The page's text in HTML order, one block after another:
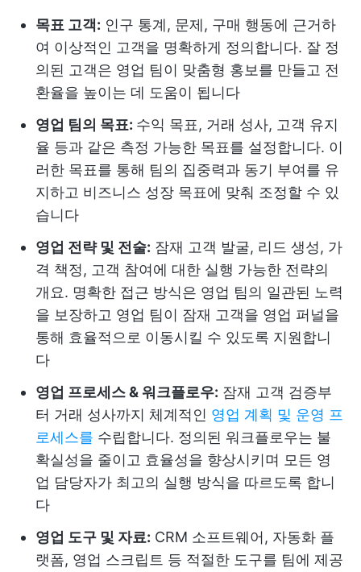
목표 고객: 인구 통계, 문제, 구매 행동에 근거하
여 이상적인 고객을 명확하게 정의합니다. 잘 정
의된 고객은 영업 팀이 맞춤형 홍보를 만들고 전
환율을 높이는 데 도움이 됩니다
영업 팀의 목표: 수익 목표, 거래 성사, 고객 유지
율 등과 같은 측정 가능한 목표를 설정합니다. 이
러한 목표를 통해 팀의 집중력과 동기 부여를 유
지하고 비즈니스 성장 목표에 맞춰 조정할 수 있
습니다
영업 전략 및 전술: 잠재 고객 발굴, 리드 생성, 가
격 책정, 고객 참여에 대한 실행 가능한 전략의
개요. 명확한 접근 방식은 영업 팀의 일관된 노력
을 보장하고 영업 팀이 잠재 고객을 영업 퍼널을
통해 효율적으로 이동시킬 수 있도록 지원합니
다
영업 프로세스 & 워크플로우: 잠재 고객 검증부
터 거래 성사까지 체계적인 영업 계획 및 운영 프
로세스를 수립합니다. 정의된 워크플로우는 불
확실성을 줄이고 효율성을 향상시키며 모든 영
업 담당자가 최고의 실행 방식을 따르도록 합니
다
영업 도구 및 자료: CRM 소프트웨어, 자동화 플
랫폼, 영업 스크립트 등 적절한 도구를 팀에 제공